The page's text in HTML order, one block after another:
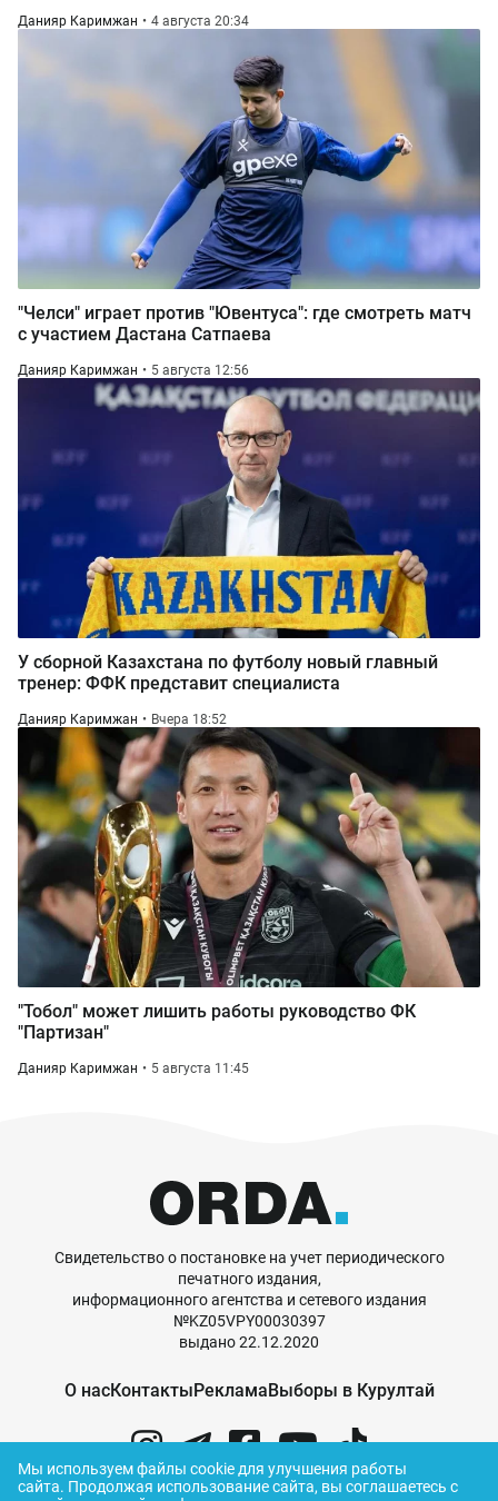
Данияр Каримжан 4 августа 20:34
"Челси" играет против "Ювентуса": где смотреть матч
с участием Дастана Сатпаева
Данияр Каримжан 5 августа 12:56
У сборной Казахстана по футболу новый главный
тренер: ФФК представит специалиста
Данияр Каримжан Вчера 18:52
"Тобол" может лишить работы руководство ФК
"Партизан"
Данияр Каримжан 5 августа 11:45
Свидетельство о постановке на учет периодического
печатного издания,
информационного агентства и сетевого издания
№KZ05VPY00030397
выдано 22.12.2020
О насКонтактыРекламаВыборы в Курултай
Мы используем файлы cookie для улучшения работы
сайта. Продолжая использование сайта, вы соглашаетесь с